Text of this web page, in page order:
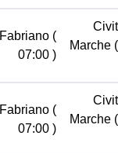
Fabriano (
07:00 )
Marche
Fabriano (
07:00 )
Marche